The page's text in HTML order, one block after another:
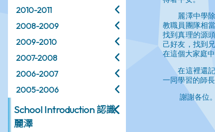
2010-2011
2008-2009
2009-2010
2007-2008
2006-2007
2005-2006
School Introduction 認識
麗澤